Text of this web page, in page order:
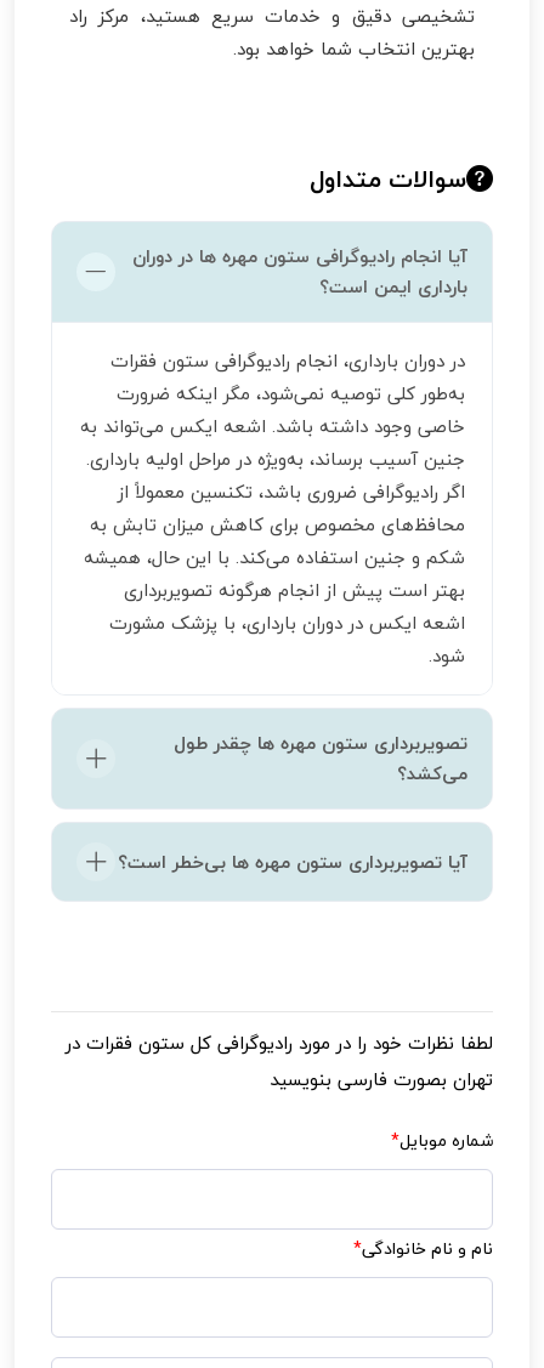
تشخیصی دقیق و خدمات سریع هستید، مرکز راد
بهترین انتخاب شما خواهد بود.
سوالات متداول
آیا انجام رادیوگرافی ستون مهره ها در دوران
بارداری ایمن است؟
در دوران بارداری، انجام رادیوگرافی ستون فقرات
به‌طور کلی توصیه نمی‌شود، مگر اینکه ضرورت
خاصی وجود داشته باشد. اشعه ایکس می‌تواند به
جنین آسیب برساند، به‌ویژه در مراحل اولیه بارداری.
اگر رادیوگرافی ضروری باشد، تکنسین معمولاً از
محافظ‌های مخصوص برای کاهش میزان تابش به
شکم و جنین استفاده می‌کند. با این حال، همیشه
بهتر است پیش از انجام هرگونه تصویربرداری
اشعه ایکس در دوران بارداری، با پزشک مشورت
شود.
تصویربرداری ستون مهره ها چقدر طول
می‌کشد؟
مدت زمان رادیوگرافی ستون مهره ها معمولاً کمتر
از 30 دقیقه است. تصویربرداری در چند دقیقه
آیا تصویربرداری ستون مهره ها بی‌خطر است؟
است و برای بزرگسالان بی‌خطر می‌باشد. البته، در
موارد خاص مانند بارداری، باید احتیاط‌های بیشتری
رعایت شود.
لطفا نظرات خود را در مورد رادیوگرافی کل ستون فقرات در
تهران بصورت فارسی بنویسید
شماره موبایل*
نام و نام خانوادگی*